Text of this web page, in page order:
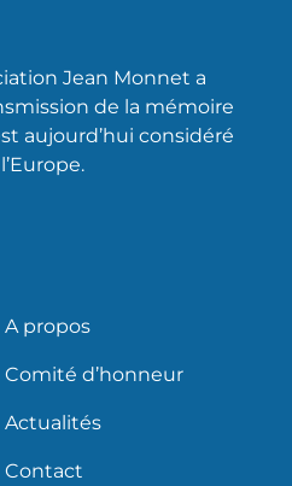
Jean Monnet a
de la mémoire
aujourd’hui considéré
A propos
Comité d’honneur
Actualités
Contact